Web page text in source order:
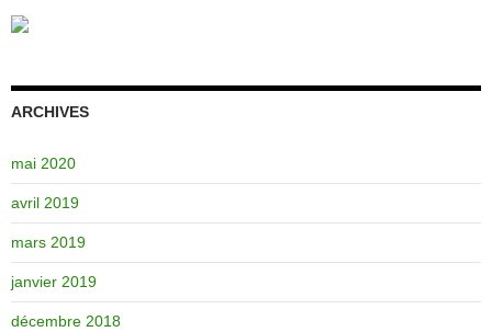
ARCHIVES
mai 2020
avril 2019
mars 2019
janvier 2019
décembre 2018